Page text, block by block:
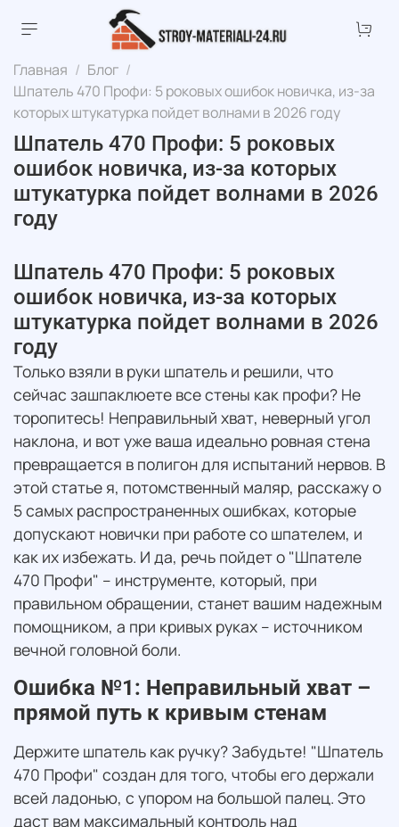
Главная
Блог
Шпатель 470 Профи: 5 роковых ошибок новичка, из-за
которых штукатурка пойдет волнами в 2026 году
Шпатель 470 Профи: 5 роковых
ошибок новичка, из-за которых
штукатурка пойдет волнами в 2026
году
Шпатель 470 Профи: 5 роковых
ошибок новичка, из-за которых
штукатурка пойдет волнами в 2026
году
Только взяли в руки шпатель и решили, что
сейчас зашпаклюете все стены как профи? Не
торопитесь! Неправильный хват, неверный угол
наклона, и вот уже ваша идеально ровная стена
превращается в полигон для испытаний нервов. В
этой статье я, потомственный маляр, расскажу о
5 самых распространенных ошибках, которые
допускают новички при работе со шпателем, и
как их избежать. И да, речь пойдет о "Шпателе
470 Профи" – инструменте, который, при
правильном обращении, станет вашим надежным
помощником, а при кривых руках – источником
вечной головной боли.
Ошибка №1: Неправильный хват –
прямой путь к кривым стенам
Держите шпатель как ручку? Забудьте! "Шпатель
470 Профи" создан для того, чтобы его держали
всей ладонью, с упором на большой палец. Это
даст вам максимальный контроль над